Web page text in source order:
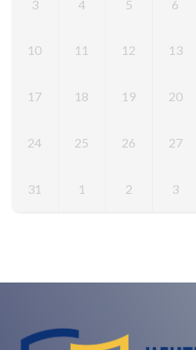
3 4 5 6
10 11 12 13
17 18 19 20
24 25 26 27
31 1 2 3